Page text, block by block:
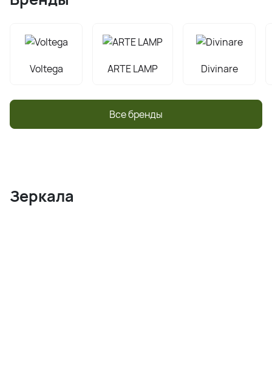
Voltega ARTE LAMP Divinare
Все бренды
Зеркала